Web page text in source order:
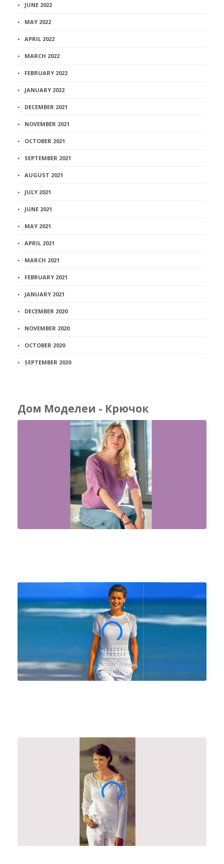
JUNE 2022
MAY 2022
APRIL 2022
MARCH 2022
FEBRUARY 2022
JANUARY 2022
DECEMBER 2021
NOVEMBER 2021
OCTOBER 2021
SEPTEMBER 2021
AUGUST 2021
JULY 2021
JUNE 2021
MAY 2021
APRIL 2021
MARCH 2021
FEBRUARY 2021
JANUARY 2021
DECEMBER 2020
NOVEMBER 2020
OCTOBER 2020
SEPTEMBER 2020
Дом Моделеи - Крючок